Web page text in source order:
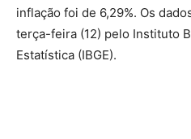
inflação foi de 6,29%. Os
terça-feira (12) pelo Instituto
Estatística (IBGE).